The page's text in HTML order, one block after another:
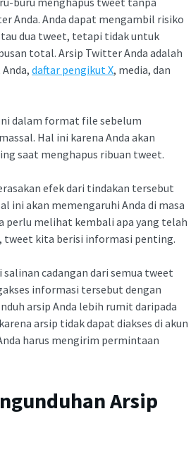
Anda. Anda dapat mengambil risiko
dua tweet, tetapi tidak untuk
total. Arsip Twitter Anda adalah
daftar pengikut X, media, dan
dalam format file sebelum
Hal ini karena Anda akan
saat menghapus ribuan tweet.
efek dari tindakan tersebut
ini akan memengaruhi Anda di masa
perlu melihat kembali apa yang telah
tweet kita berisi informasi penting.
cadangan dari semua tweet
informasi tersebut dengan
arsip Anda lebih rumit daripada
arsip tidak dapat diakses di akun
harus mengirim permintaan
Arsip